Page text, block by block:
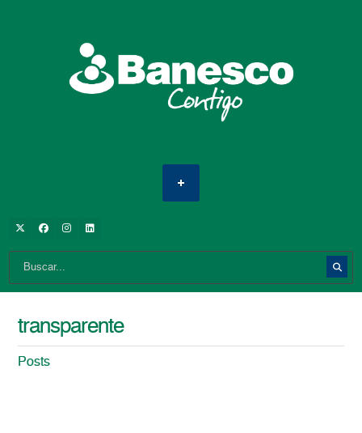
transparente
Posts